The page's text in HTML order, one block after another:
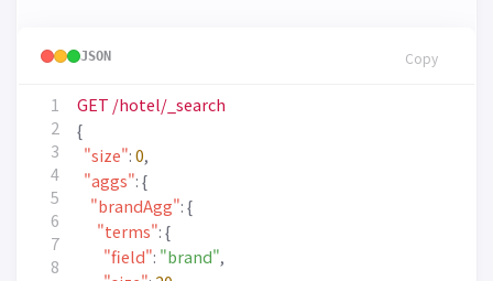
JSON Copy
2
4
7
GET /hotel/_search
{
"size": 0,
"aggs": {
"brandAgg": {
"terms": {
"field": "brand",